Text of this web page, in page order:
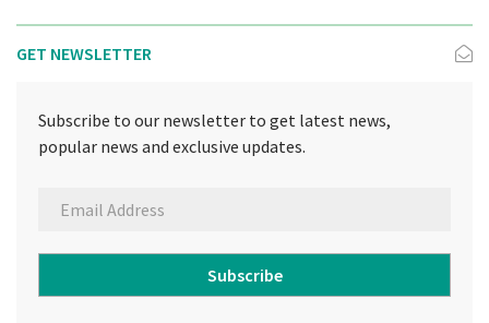
GET NEWSLETTER
Subscribe to our newsletter to get latest news,
popular news and exclusive updates.
Subscribe